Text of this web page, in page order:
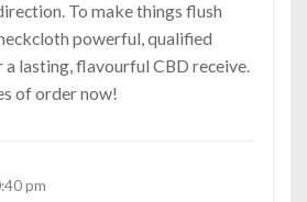
To make things flush
powerful, qualified
lasting, flavourful CBD receive.
of order now!
pm